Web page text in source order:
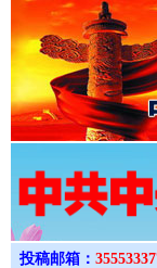
投稿邮箱：